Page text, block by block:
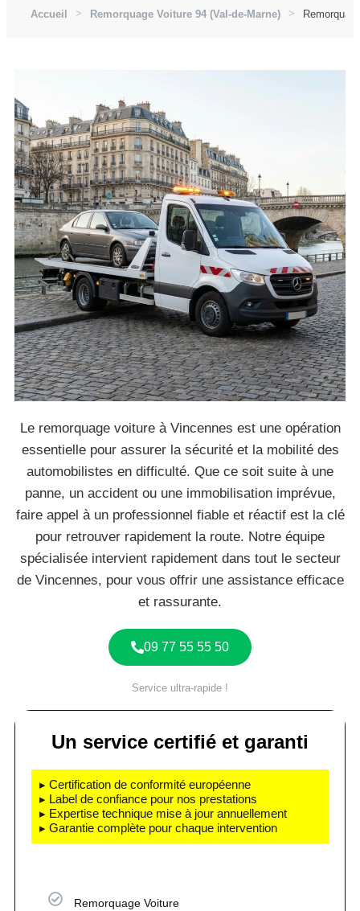
Accueil Remorquage Voiture 94 (Val-de-Marne)
Le remorquage voiture à Vincennes est une opération
essentielle pour assurer la sécurité et la mobilité des
automobilistes en difficulté. Que ce soit suite à une
panne, un accident ou une immobilisation imprévue,
faire appel à un professionnel fiable et réactif est la clé
pour retrouver rapidement la route. Notre équipe
spécialisée intervient rapidement dans tout le secteur
de Vincennes, pour vous offrir une assistance efficace
et rassurante.
09 77 55 55 50
Service ultra-rapide !
Un service certifié et garanti
▸ Certification de conformité européenne
▸ Label de confiance pour nos prestations
▸ Expertise technique mise à jour annuellement
▸ Garantie complète pour chaque intervention
Remorquage Voiture